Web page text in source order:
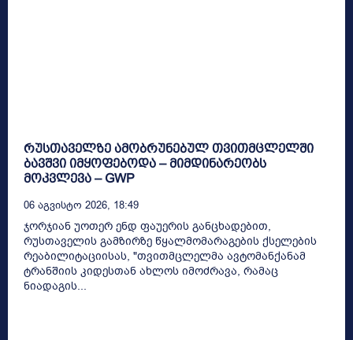
რუსთაველზე ამობრუნებულ თვითმცლელში
ბავშვი იმყოფებოდა – მიმდინარეობს
მოკვლევა – GWP
06 Აგვისტო 2026, 18:49
ჯორჯიან უოთერ ენდ ფაუერის განცხადებით,
რუსთაველის გამზირზე წყალმომარაგების ქსელების
რეაბილიტაციისას, "თვითმცლელმა ავტომანქანამ
ტრანშიის კიდესთან ახლოს იმოძრავა, რამაც
ნიადაგის...